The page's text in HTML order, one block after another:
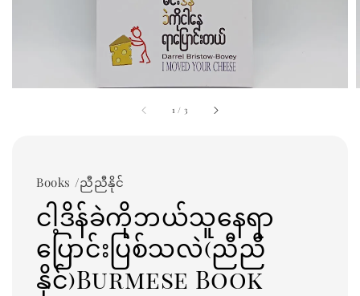
1 / 3
Books /ညီညီနိုင်
ငါ့ဒိန်ခဲကိုဘယ်သူနေရာ
ပြောင်းပြစ်သလဲ(ညီညီ
နိုင်)Burmese Book